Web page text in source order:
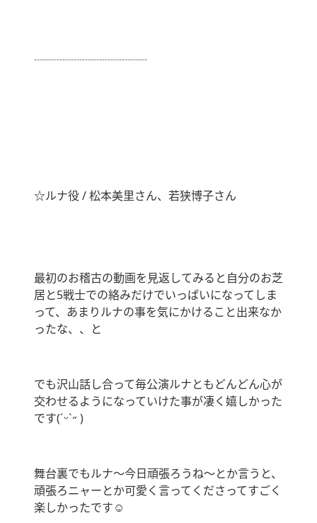
┈┈┈┈┈┈┈┈┈┈
☆ルナ役 / 松本美里さん、若狭博子さん
最初のお稽古の動画を見返してみると自分のお芝
居と5戦士での絡みだけでいっぱいになってしま
って、あまりルナの事を気にかけること出来なか
ったな、、と
でも沢山話し合って毎公演ルナともどんどん心が
交わせるようになっていけた事が凄く嬉しかった
です(ˊᵕˋ˶ )
舞台裏でもルナ～今日頑張ろうね～とか言うと、
頑張ろニャーとか可愛く言ってくださってすごく
楽しかったです☺️